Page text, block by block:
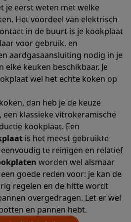
PS5 games PS4 gamesPlaystation
Xbox headsets
Xbox
Gaming PC Gaming monitors
Gaming microfoons
Activity TrackersBandjesOpladers
DashcamsGPSCoyoteElektrische
Bewakingscamera'sAlarmsystemen
Accessoires SumUp
Plug & play zonnepanelen
speakersGoogle TV Streamer
Slimme vaatwassersSlimme
Slimme wasmachinesSlimme
je eerst weten met welke
Het voordeel van elektrisch
in de buurt is je kookplaat
voor gebruik. en
aardgasaansluiting nodig in je
elke keuken beschikbaar. Je
wel het echte koken op
dan heb je de keuze
een klassieke vitrokeramische
kookplaat. Een
is het meest gebruikte
te reinigen en relatief
worden wel alsmaar
goede reden voor: je kan de
regelen en de hitte wordt
overgedragen. Let er wel
en pannen hebt.